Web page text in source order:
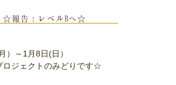
☆報告：レベルBへ☆
）～1月8日(日）
ジェクトのみどりです☆